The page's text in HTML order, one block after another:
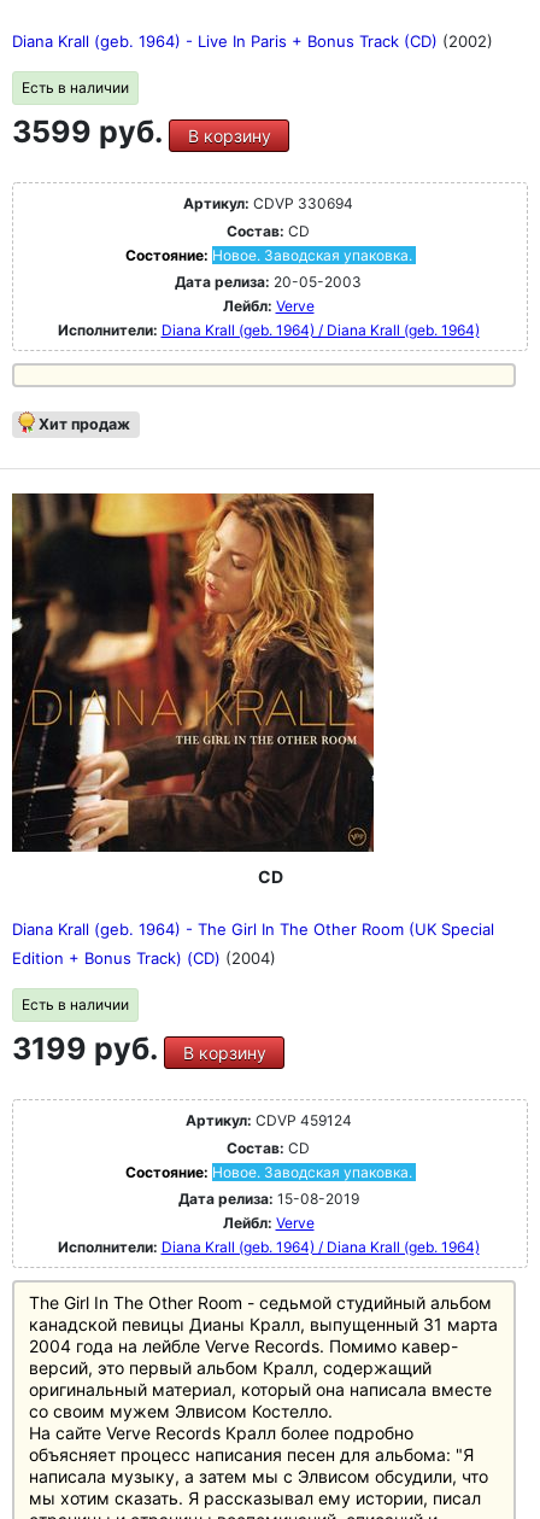
Diana Krall (geb. 1964) - Live In Paris + Bonus Track (CD) (2002)
Есть в наличии
3599 руб. В корзину
Артикул: CDVP 330694
Состав: CD
Состояние: Новое. Заводская упаковка.
Дата релиза: 20-05-2003
Лейбл: Verve
Исполнители: Diana Krall (geb. 1964) / Diana Krall (geb. 1964)
Хит продаж
CD
Diana Krall (geb. 1964) - The Girl In The Other Room (UK Special
Edition + Bonus Track) (CD) (2004)
Есть в наличии
3199 руб. В корзину
Артикул: CDVP 459124
Состав: CD
Состояние: Новое. Заводская упаковка.
Дата релиза: 15-08-2019
Лейбл: Verve
Исполнители: Diana Krall (geb. 1964) / Diana Krall (geb. 1964)
The Girl In The Other Room - седьмой студийный альбом
канадской певицы Дианы Кралл, выпущенный 31 марта
2004 года на лейбле Verve Records. Помимо кавер-
версий, это первый альбом Кралл, содержащий
оригинальный материал, который она написала вместе
со своим мужем Элвисом Костелло.
На сайте Verve Records Кралл более подробно
объясняет процесс написания песен для альбома: "Я
написала музыку, а затем мы с Элвисом обсудили, что
мы хотим сказать. Я рассказывал ему истории, писал